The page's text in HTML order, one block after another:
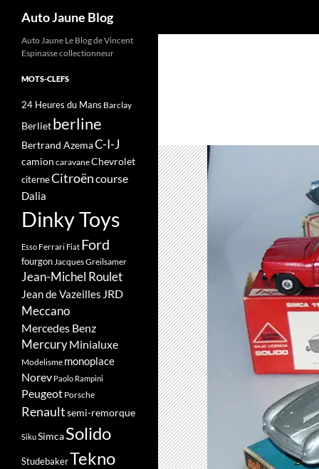
Auto Jaune Blog
Auto Jaune Le Blog de Vincent
Espinasse collectionneur
MOTS-CLEFS
24 Heures du Mans Barclay
Berlietberline
Bertrand AzemaC-I-J
camion caravaneChevrolet
citerneCitroëncourse
Dalia
Dinky Toys
Esso Ferrari Fiat Ford
fourgonJacques Greilsamer
Jean-Michel Roulet
Jean de Vazeilles JRD
Meccano
Mercedes Benz
MercuryMinialuxe
Modelisme monoplace
Norev Paolo Rampini
Peugeot Porsche
Renaultsemi-remorque
SikuSimcaSolido
StudebakerTekno